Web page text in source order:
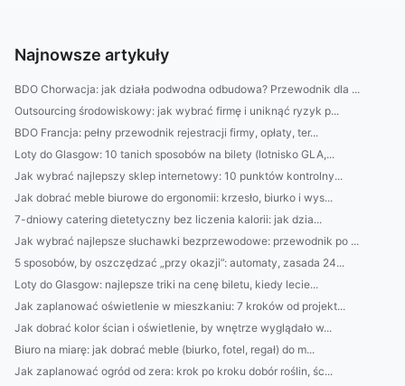
Najnowsze artykuły
BDO Chorwacja: jak działa podwodna odbudowa? Przewodnik dla ...
Outsourcing środowiskowy: jak wybrać firmę i uniknąć ryzyk p...
BDO Francja: pełny przewodnik rejestracji firmy, opłaty, ter...
Loty do Glasgow: 10 tanich sposobów na bilety (lotnisko GLA,...
Jak wybrać najlepszy sklep internetowy: 10 punktów kontrolny...
Jak dobrać meble biurowe do ergonomii: krzesło, biurko i wys...
7-dniowy catering dietetyczny bez liczenia kalorii: jak dzia...
Jak wybrać najlepsze słuchawki bezprzewodowe: przewodnik po ...
5 sposobów, by oszczędzać „przy okazji”: automaty, zasada 24...
Loty do Glasgow: najlepsze triki na cenę biletu, kiedy lecie...
Jak zaplanować oświetlenie w mieszkaniu: 7 kroków od projekt...
Jak dobrać kolor ścian i oświetlenie, by wnętrze wyglądało w...
Biuro na miarę: jak dobrać meble (biurko, fotel, regał) do m...
Jak zaplanować ogród od zera: krok po kroku dobór roślin, śc...